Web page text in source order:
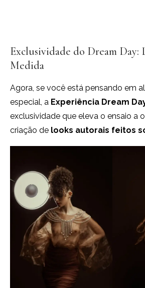
Exclusividade do Dream Day:
Medida
Agora, se você está pensando em
especial, a Experiência Dream
exclusividade que eleva o ensaio a
criação de looks autorais feitos